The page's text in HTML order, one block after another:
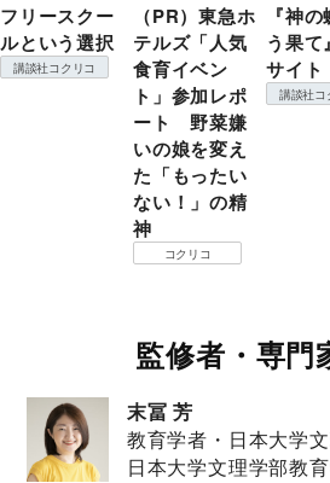
フリースクー
ルという選択
講談社コクリコ
（PR）東急ホ
テルズ「人気
食育イベン
ト」参加レポ
ート 野菜嫌
いの娘を変え
た「もったい
ない！」の精
神
コクリコ
『神
う果て
サイト
講談社コ
監修者・専門
末冨 芳
教育学者・日本大学
日本大学文理学部教